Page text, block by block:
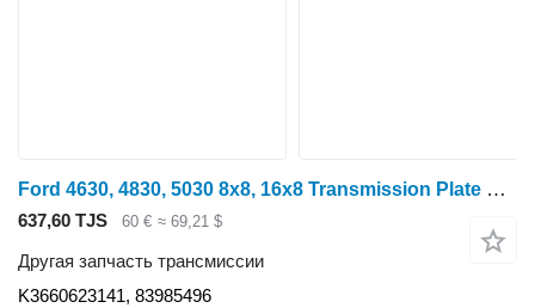
Ford 4630, 4830, 5030 8x8, 16x8 Transmission Plate Front K3660623141, для трактора колесного
637,60 TJS 60 € ≈ 69,21 $
Другая запчасть трансмиссии
K3660623141, 83985496